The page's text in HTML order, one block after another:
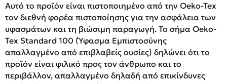
Αυτό το προϊόν είναι πιστοποιημένο από την Oeko-Tex
τον διεθνή φορέα πιστοποίησης για την ασφάλεια των
υφασμάτων και τη βιώσιμη παραγωγή. Το σήμα Oeko-
Tex Standard 100 (Ύφασμα Εμπιστοσύνης
απαλλαγμένο από επιβλαβείς ουσίες) δηλώνει ότι το
προϊόν είναι φιλικό προς τον άνθρωπο και το
περιβάλλον, απαλλαγμένο δηλαδή από επικίνδυνες